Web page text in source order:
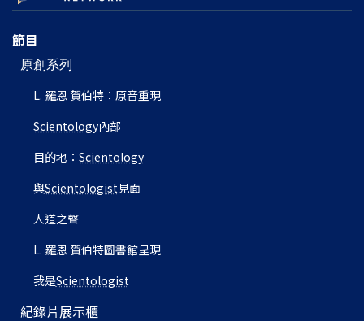
節目
原創系列
L. 羅恩 賀伯特：原音重現
Scientology內部
目的地： Scientology
與Scientologist見面
人道之聲
L. 羅恩 賀伯特圖書館呈現
我是Scientologist
紀錄片展示櫃